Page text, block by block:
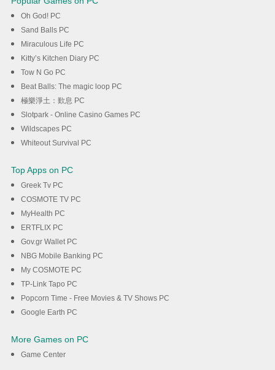
Oh God! PC
Sand Balls PC
Miraculous Life PC
Kitty’s Kitchen Diary PC
Tow N Go PC
Beat Balls: The magic loop PC
極樂淨土：歎息 PC
Slotpark - Online Casino Games PC
Wildscapes PC
Whiteout Survival PC
Top Apps on PC
Greek Tv PC
COSMOTE TV PC
MyHealth PC
ERTFLIX PC
Gov.gr Wallet PC
NBG Mobile Banking PC
My COSMOTE PC
TP-Link Tapo PC
Popcorn Time - Free Movies & TV Shows PC
Google Earth PC
More Games on PC
Game Center